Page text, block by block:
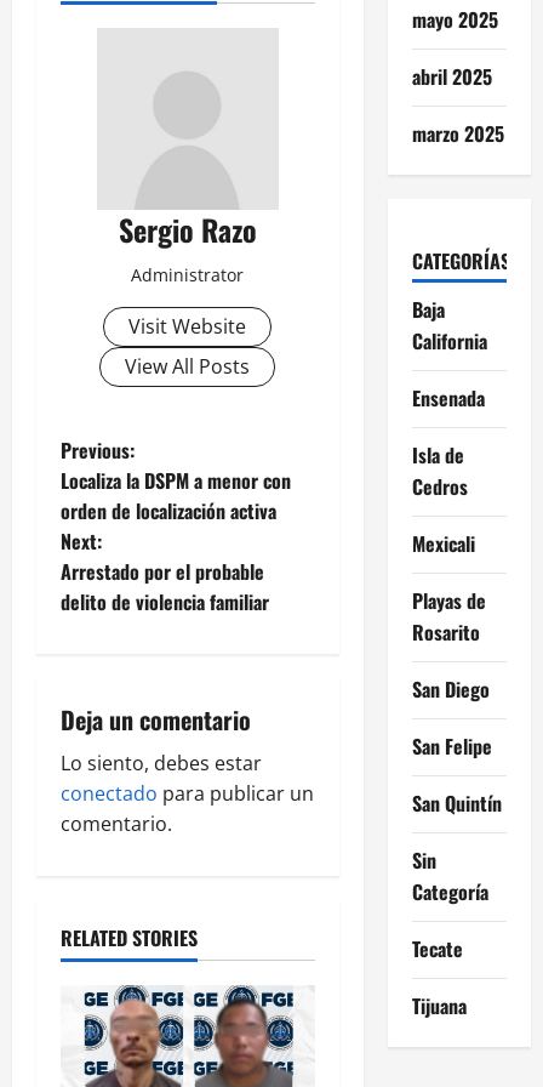
Sergio Razo
Administrator
Visit Website
View All Posts
P
o
s
t
a
v
i
a
t
Previous:
Localiza la DSPM a menor con
orden de localización activa
Next:
Arrestado por el probable
delito de violencia familiar
Deja un comentario
Lo siento, debes estar
conectado para publicar un
comentario.
RELATED STORIES
mayo 2025
abril 2025
marzo 2025
CATEGORÍAS
Baja
California
Ensenada
Isla de
Cedros
Mexicali
Playas de
Rosarito
San Diego
San Felipe
San Quintín
Sin
Categoría
Tecate
Tijuana